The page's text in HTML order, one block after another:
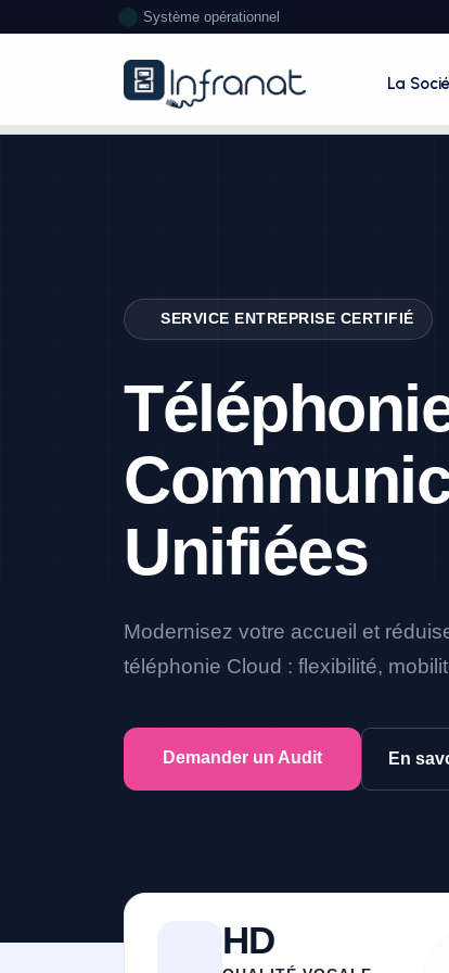
Système opérationnel
La
SERVICE ENTREPRISE CERTIFIÉ
Unifiées
Modernisez votre accueil et
téléphonie Cloud : flexibilité,
Demander un Audit En
HD